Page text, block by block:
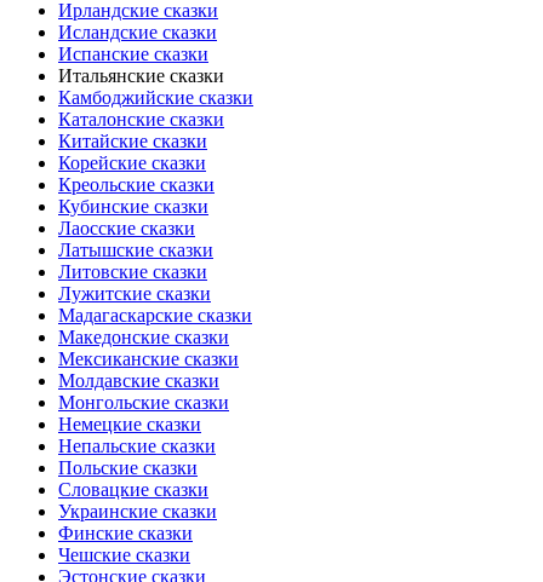
Ирландские сказки
Исландские сказки
Испанские сказки
Итальянские сказки
Камбоджийские сказки
Каталонские сказки
Китайские сказки
Корейские сказки
Креольские сказки
Кубинские сказки
Лаосские сказки
Латышские сказки
Литовские сказки
Лужитские сказки
Мадагаскарские сказки
Македонские сказки
Мексиканские сказки
Молдавские сказки
Монгольские сказки
Немецкие сказки
Непальские сказки
Польские сказки
Словацкие сказки
Украинские сказки
Финские сказки
Чешские сказки
Эстонские сказки